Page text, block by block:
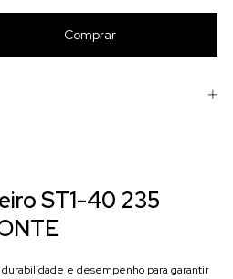
ST1-40 235
durabilidade e desempenho para garantir